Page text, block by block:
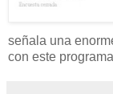
señala una
con este